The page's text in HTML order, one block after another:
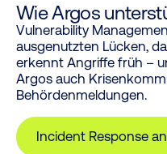
Wie Argos
Vulnerability
ausgenutzten Lücken,
erkennt Angriffe früh –
Argos auch
Behördenmeldungen.
Incident Response